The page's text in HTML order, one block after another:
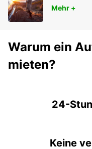
Mehr +
Warum ein
mieten?
24-
Keine